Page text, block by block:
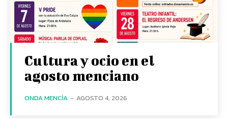
Cultura y ocio en el
agosto menciano
ONDA MENCÍA - AGOSTO 4, 2026